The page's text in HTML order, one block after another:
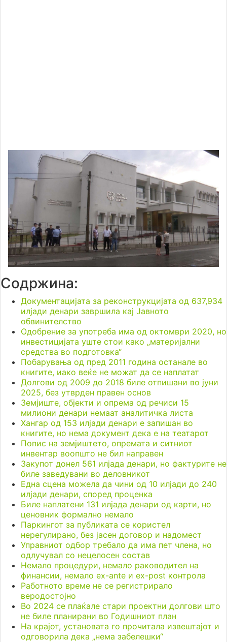
Содржина:
Документацијата за реконструкцијата од 637,934
илјади денари завршила кај Јавното
обвинителство
Одобрение за употреба има од октомври 2020, но
инвестицијата уште стои како „материјални
средства во подготовка“
Побарувања од пред 2011 година останале во
книгите, иако веќе не можат да се наплатат
Долгови од 2009 до 2018 биле отпишани во јуни
2025, без утврден правен основ
Земјиште, објекти и опрема од речиси 15
милиони денари немаат аналитичка листа
Хангар од 153 илјади денари е запишан во
книгите, но нема документ дека е на театарот
Попис на земјиштето, опремата и ситниот
инвентар воопшто не бил направен
Закупот донел 561 илјада денари, но фактурите не
биле заведувани во деловникот
Една сцена можела да чини од 10 илјади до 240
илјади денари, според проценка
Биле наплатени 131 илјада денари од карти, но
ценовник формално немало
Паркингот за публиката се користел
нерегулирано, без јасен договор и надомест
Управниот одбор требало да има пет члена, но
одлучувал со нецелосен состав
Немало процедури, немало раководител на
финансии, немало ex-ante и ex-post контрола
Работното време не се регистрирало
веродостојно
Во 2024 се плаќале стари проектни долгови што
не биле планирани во Годишниот план
На крајот, установата го прочитала извештајот и
одговорила дека „нема забелешки“